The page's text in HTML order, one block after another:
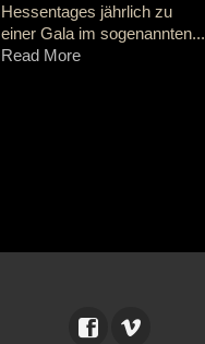
Hessentages jährlich zu
einer Gala im sogenannten...
Read More